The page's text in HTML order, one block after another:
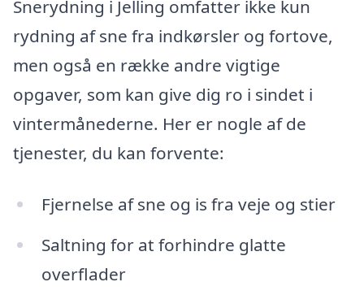
Snerydning i Jelling omfatter ikke kun
rydning af sne fra indkørsler og fortove,
men også en række andre vigtige
opgaver, som kan give dig ro i sindet i
vintermånederne. Her er nogle af de
tjenester, du kan forvente:
Fjernelse af sne og is fra veje og stier
Saltning for at forhindre glatte
overflader